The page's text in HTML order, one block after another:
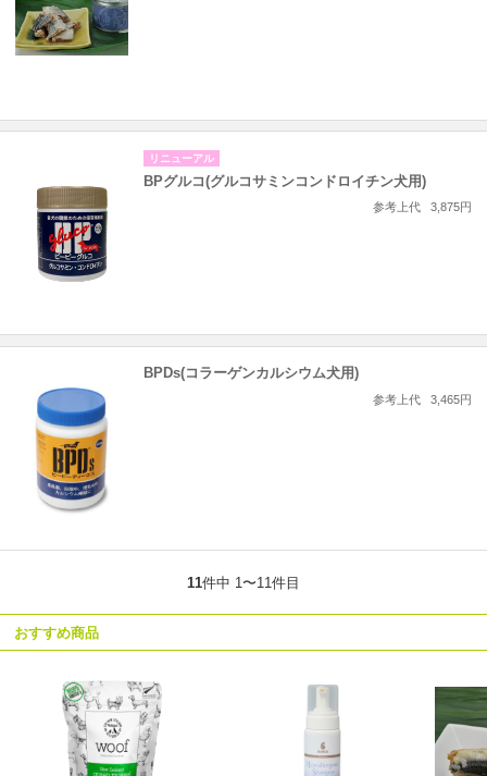
リニューアル
BPグルコ(グルコサミンコンドロイチン犬用)
参考上代 3,875円
BPDs(コラーゲンカルシウム犬用)
参考上代 3,465円
11件中 1〜11件目
おすすめ商品